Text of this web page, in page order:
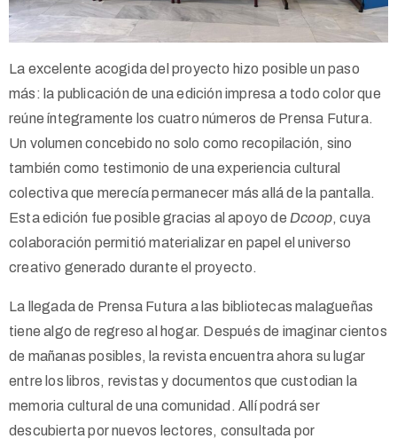
La excelente acogida del proyecto hizo posible un paso
más: la publicación de una edición impresa a todo color que
reúne íntegramente los cuatro números de Prensa Futura.
Un volumen concebido no solo como recopilación, sino
también como testimonio de una experiencia cultural
colectiva que merecía permanecer más allá de la pantalla.
Esta edición fue posible gracias al apoyo de Dcoop, cuya
colaboración permitió materializar en papel el universo
creativo generado durante el proyecto.
La llegada de Prensa Futura a las bibliotecas malagueñas
tiene algo de regreso al hogar. Después de imaginar cientos
de mañanas posibles, la revista encuentra ahora su lugar
entre los libros, revistas y documentos que custodian la
memoria cultural de una comunidad. Allí podrá ser
descubierta por nuevos lectores, consultada por